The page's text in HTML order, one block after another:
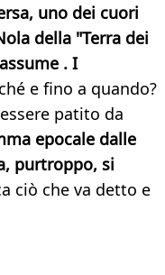
uno dei cuori
della "Terra dei
. I
e fino a quando?
patito da
epocale dalle
purtroppo, si
ciò che va detto e